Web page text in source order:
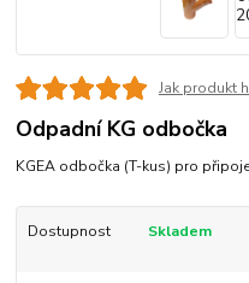
Jak produkt
Odpadní KG odbočka
KGEA odbočka (T-kus) pro
Dostupnost Skladem